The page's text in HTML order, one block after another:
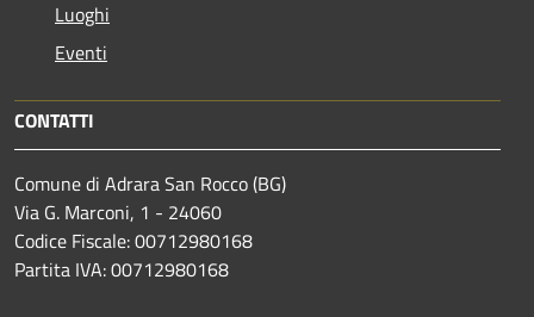
Luoghi
Eventi
CONTATTI
Comune di Adrara San Rocco (BG)
Via G. Marconi, 1 - 24060
Codice Fiscale: 00712980168
Partita IVA: 00712980168